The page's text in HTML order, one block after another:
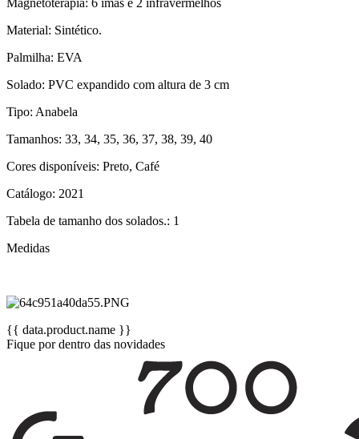
Material: Sintético.
Palmilha: EVA
Solado: PVC expandido com altura de 3 cm
Tipo: Anabela
Tamanhos: 33, 34, 35, 36, 37, 38, 39, 40
Cores disponíveis: Preto, Café
Catálogo: 2021
Tabela de tamanho dos solados.: 1
Medidas
{{ data.product.name }}
Fique por dentro das novidades